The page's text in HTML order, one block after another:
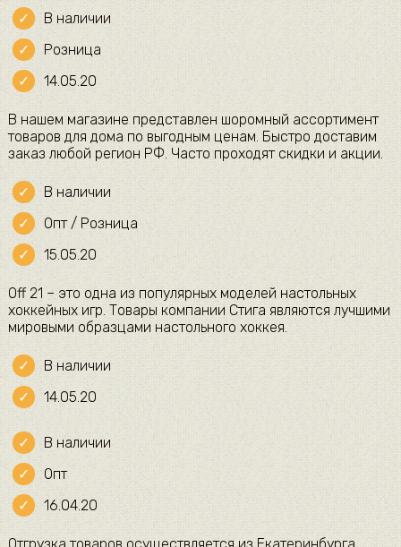
В наличии
Розница
14.05.20
В нашем магазине представлен шоромный ассортимент
товаров для дома по выгодным ценам. Быстро доставим
заказ любой регион РФ. Часто проходят скидки и акции.
В наличии
Опт / Розница
15.05.20
Off 21 – это одна из популярных моделей настольных
хоккейных игр. Товары компании Стига являются лучшими
мировыми образцами настольного хоккея.
В наличии
14.05.20
В наличии
Опт
16.04.20